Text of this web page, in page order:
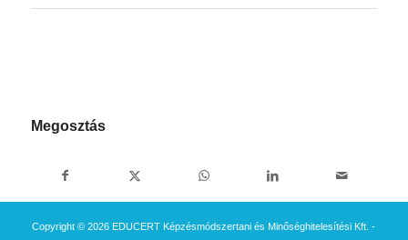
Megosztás
Copyright © 2026 EDUCERT Képzésmódszertani és Minőséghitelesítési Kft. -